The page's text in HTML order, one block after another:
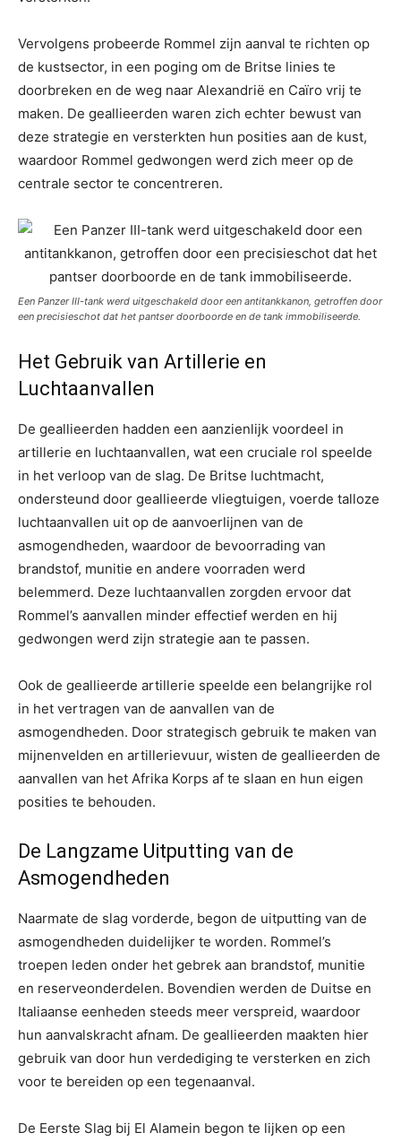
Vervolgens probeerde Rommel zijn aanval te richten op
de kustsector, in een poging om de Britse linies te
doorbreken en de weg naar Alexandrië en Caïro vrij te
maken. De geallieerden waren zich echter bewust van
deze strategie en versterkten hun posities aan de kust,
waardoor Rommel gedwongen werd zich meer op de
centrale sector te concentreren.
Een Panzer III-tank werd uitgeschakeld door een antitankkanon, getroffen door
een precisieschot dat het pantser doorboorde en de tank immobiliseerde.
Het Gebruik van Artillerie en
Luchtaanvallen
De geallieerden hadden een aanzienlijk voordeel in
artillerie en luchtaanvallen, wat een cruciale rol speelde
in het verloop van de slag. De Britse luchtmacht,
ondersteund door geallieerde vliegtuigen, voerde talloze
luchtaanvallen uit op de aanvoerlijnen van de
asmogendheden, waardoor de bevoorrading van
brandstof, munitie en andere voorraden werd
belemmerd. Deze luchtaanvallen zorgden ervoor dat
Rommel’s aanvallen minder effectief werden en hij
gedwongen werd zijn strategie aan te passen.
Ook de geallieerde artillerie speelde een belangrijke rol
in het vertragen van de aanvallen van de
asmogendheden. Door strategisch gebruik te maken van
mijnenvelden en artillerievuur, wisten de geallieerden de
aanvallen van het Afrika Korps af te slaan en hun eigen
posities te behouden.
De Langzame Uitputting van de
Asmogendheden
Naarmate de slag vorderde, begon de uitputting van de
asmogendheden duidelijker te worden. Rommel’s
troepen leden onder het gebrek aan brandstof, munitie
en reserveonderdelen. Bovendien werden de Duitse en
Italiaanse eenheden steeds meer verspreid, waardoor
hun aanvalskracht afnam. De geallieerden maakten hier
gebruik van door hun verdediging te versterken en zich
voor te bereiden op een tegenaanval.
De Eerste Slag bij El Alamein begon te lijken op een